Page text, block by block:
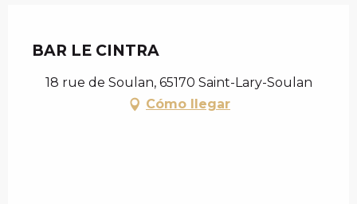
BAR LE CINTRA
18 rue de Soulan, 65170 Saint-Lary-Soulan
Cómo llegar